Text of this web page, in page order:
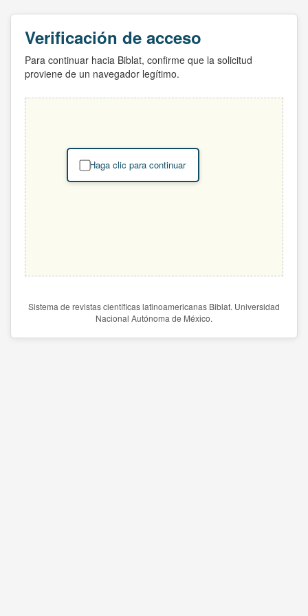
Verificación de acceso
Para continuar hacia Biblat, confirme que la solicitud
proviene de un navegador legítimo.
Haga clic para continuar
Sistema de revistas científicas latinoamericanas Biblat. Universidad
Nacional Autónoma de México.